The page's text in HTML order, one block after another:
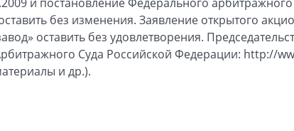
без изменения. Заявление открытого
оставить без удовлетворения.
Суда Российской Федерации: http://
и др.).